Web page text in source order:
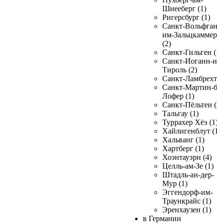
Шнееберг (1)
Ригерсбург (1)
Санкт-
им-
(2)
Санкт-Гильген
Санкт-Иоганн-
Тироль (2)
Санкт-
Санкт-Мартин-
Лофер (1)
Санкт-Пёльтен
Тальгау (1)
Туррахер Хёэ
Хайлигенблут
Хальванг (1)
Хартберг (1)
Хоэнтауэрн (4)
Целль-ам-Зе (1)
Штадль-ан-дер-
Мур (1)
Эггендорф-им-
Траункрайс (1)
Эренхаузен (1)
в Германии